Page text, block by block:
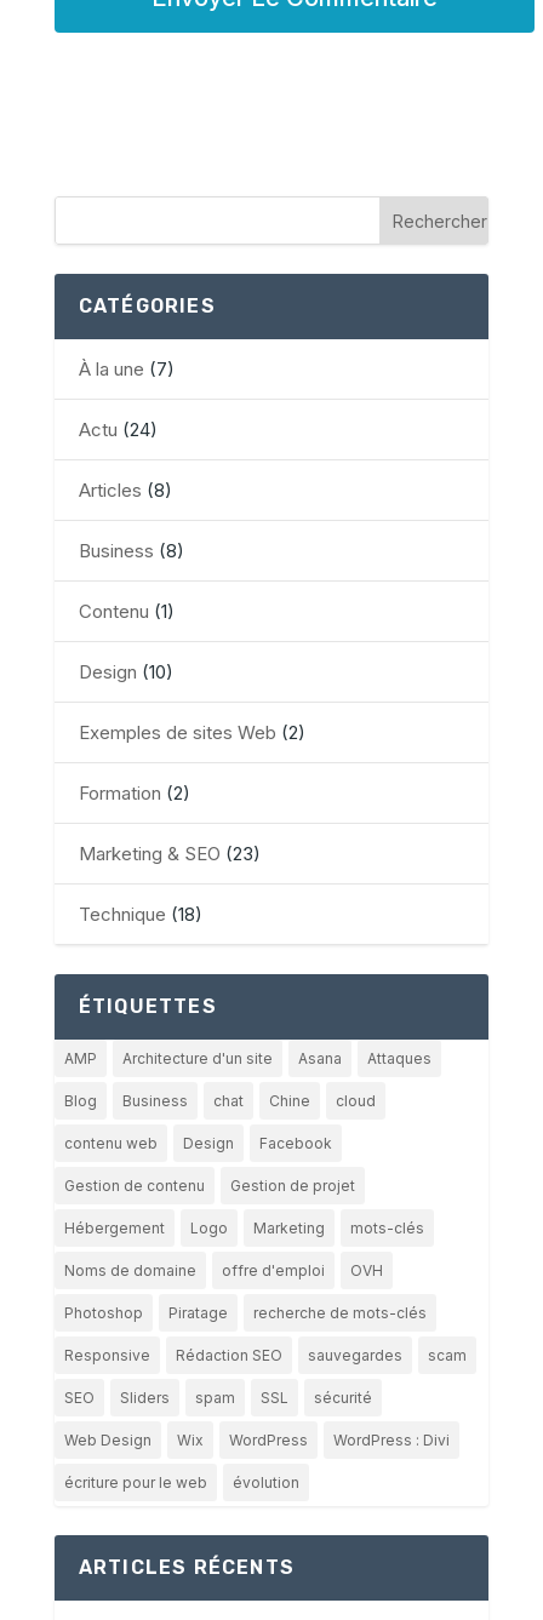
CATÉGORIES
À la une (7)
Actu (24)
Articles (8)
Business (8)
Contenu (1)
Design (10)
Exemples de sites Web (2)
Formation (2)
Marketing & SEO (23)
Technique (18)
ÉTIQUETTES
AMP Architecture d'un site Asana Attaques
Blog Business chat Chine cloud
contenu web Design Facebook
Gestion de contenu Gestion de projet
Hébergement Logo Marketing mots-clés
Noms de domaine offre d'emploi OVH
Photoshop Piratage recherche de mots-clés
Responsive Rédaction SEO sauvegardes scam
SEO Sliders spam SSL sécurité
Web Design Wix WordPress WordPress : Divi
écriture pour le web évolution
ARTICLES RÉCENTS